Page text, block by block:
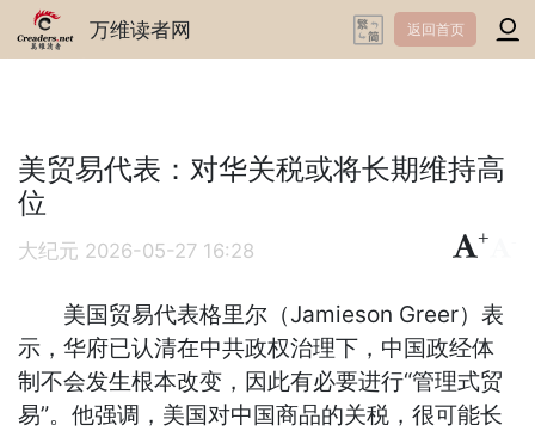
万维读者网 返回首页
美贸易代表：对华关税或将长期维持高
位
大纪元 2026-05-27 16:28
+
美国贸易代表格里尔（Jamieson Greer）表
示，华府已认清在中共政权治理下，中国政经体
制不会发生根本改变，因此有必要进行“管理式贸
易”。他强调，美国对中国商品的关税，很可能长